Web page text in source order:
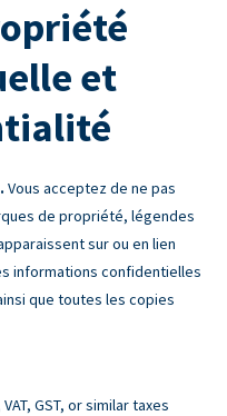
et
Vous acceptez de ne pas
de propriété, légendes
sur ou en lien
informations confidentielles
que toutes les copies
GST, or similar taxes